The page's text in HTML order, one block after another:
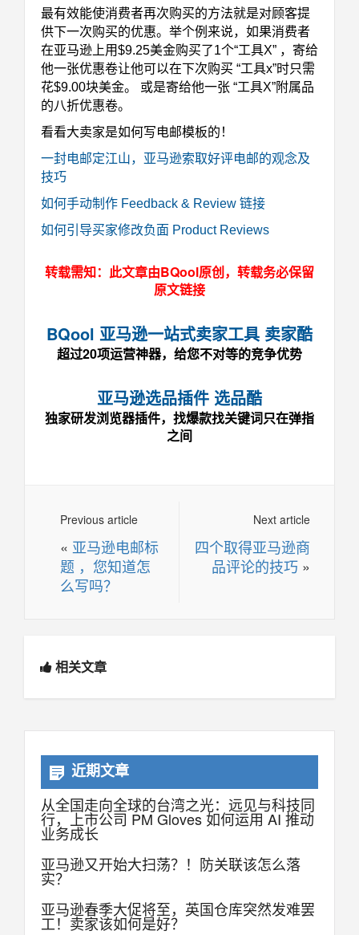
最有效能使消费者再次购买的方法就是对顾客提
供下一次购买的优惠。举个例来说，如果消费者
在亚马逊上用$9.25美金购买了1个“工具X” ，寄给
他一张优惠卷让他可以在下次购买 “工具x”时只需
花$9.00块美金。 或是寄给他一张 “工具X”附属品
的八折优惠卷。
看看大卖家是如何写电邮模板的！
一封电邮定江山，亚马逊索取好评电邮的观念及
技巧
如何手动制作 Feedback & Review 链接
如何引导买家修改负面 Product Reviews
转载需知：此文章由BQool原创，转载务必保留
原文链接
BQool 亚马逊一站式卖家工具 卖家酷
超过20项运营神器，给您不对等的竞争优势
亚马逊选品插件 选品酷
独家研发浏览器插件，找爆款找关键词只在弹指
之间
Next article
四个取得亚马逊商
品评论的技巧 »
Previous article
« 亚马逊电邮标
题 ，您知道怎
么写吗？
相关文章
近期文章
从全国走向全球的台湾之光：远见与科技同
行，上市公司 PM Gloves 如何运用 AI 推动
业务成长
亚马逊又开始大扫荡？！防关联该怎么落
实？
亚马逊春季大促将至，英国仓库突然发难罢
工！卖家该如何是好？